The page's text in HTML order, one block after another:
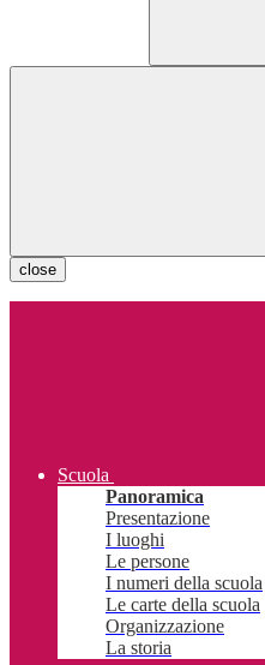
close
Scuola
Panoramica
Presentazione
I luoghi
Le persone
I numeri della scuola
Le carte della scuola
Organizzazione
La storia